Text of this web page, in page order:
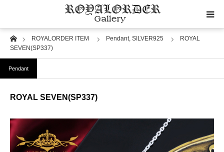
HomeROYALORDER ITEM Pendant, SILVER925
ROYAL
SEVEN(SP337)
Pendant
ROYAL SEVEN(SP337)
Category
Motif
Material